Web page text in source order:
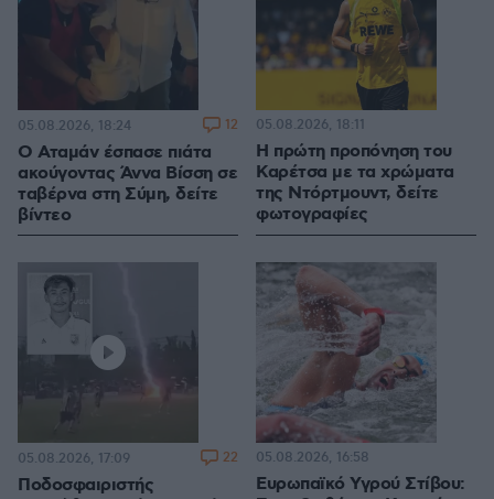
Ο Αταμάν έσπασε πιάτα
ακούγοντας Άννα Βίσση σε
ταβέρνα στη Σύμη, δείτε
βίντεο
05.08.2026, 18:24 12
Η πρώτη προπόνηση του
Καρέτσα με τα χρώματα
της Ντόρτμουντ, δείτε
φωτογραφίες
05.08.2026, 18:11
Ποδοσφαιριστής
05.08.2026, 17:09 22
Ευρωπαϊκό Υγρού Στίβου:
05.08.2026, 16:58